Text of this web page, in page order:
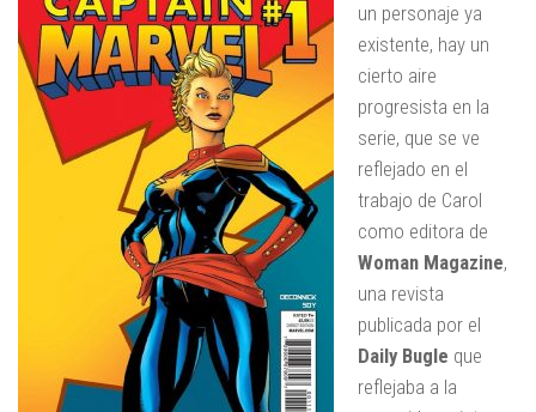
un personaje ya
existente, hay un
cierto aire
progresista en la
serie, que se ve
reflejado en el
trabajo de Carol
como editora de
Woman Magazine,
una revista
publicada por el
Daily Bugle que
reflejaba a la